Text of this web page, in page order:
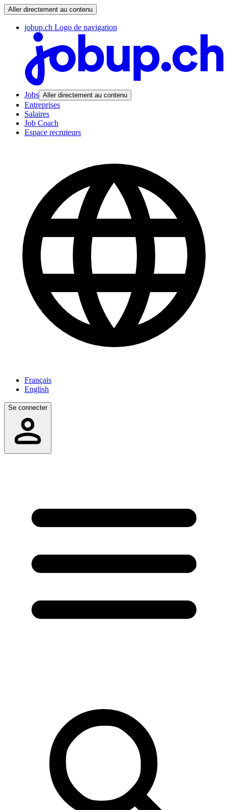
Aller directement au contenu
jobup.ch Logo de navigation
Jobs Aller directement au contenu
Entreprises
Salaires
Job Coach
Espace recruteurs
Français
English
Se connecter